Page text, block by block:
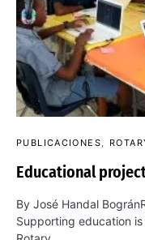
PUBLICACIONES
Educational
By José Handal
Supporting education is